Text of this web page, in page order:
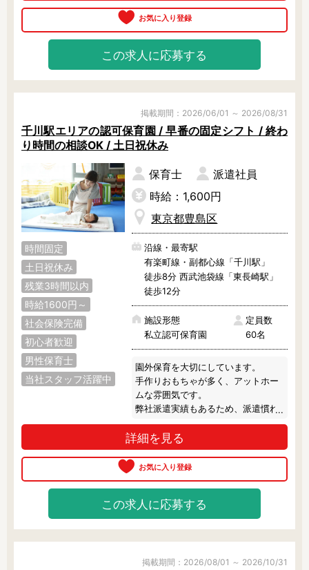
この求人に応募する
掲載期間：2026/06/01 ～ 2026/08/31
千川駅エリアの認可保育園 / 早番の固定シフト / 終わ
り時間の相談OK / 土日祝休み
時間固定
土日祝休み
残業3時間以内
時給1600円～
社会保険完備
初心者歓迎
男性保育士
当社スタッフ活躍中
保育士
派遣社員
時給：1,600円
東京都豊島区
沿線・最寄駅
有楽町線・副都心線「千川駅」
徒歩8分 西武池袋線「東長崎駅」
徒歩12分
施設形態
私立認可保育園
定員数
60名
園外保育を大切にしています。
手作りおもちゃが多く、アットホー
ムな雰囲気です。
弊社派遣実績もあるため、派遣慣れ
している保育園です♪
少しでも気になる方は、お気軽にご
相談ください。
詳細を見る
この求人に応募する
掲載期間：2026/08/01 ～ 2026/10/31